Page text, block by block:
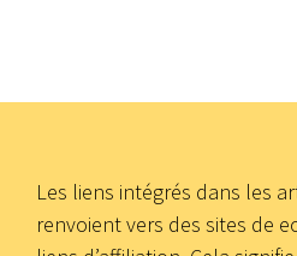
Les liens intégrés dans les
renvoient vers des sites de